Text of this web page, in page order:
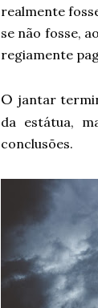
realmente
se não fosse,
regiamente
O jantar
da estátua,
conclusões.